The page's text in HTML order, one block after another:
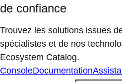
de confiance
Trouvez les solutions issues
spécialistes et de nos
Ecosystem Catalog.
ConsoleDocumentation